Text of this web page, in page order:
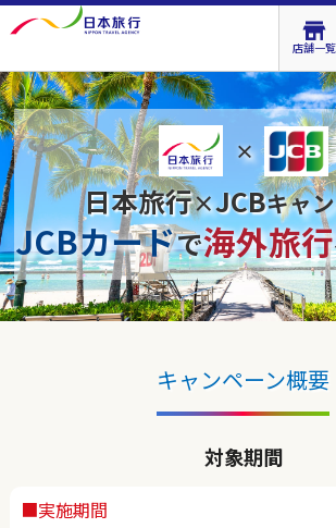
店舗一覧
×
日本旅行×JCBキャ
JCBカードで海外旅行
キャンペーン概要
対象期間
■実施期間